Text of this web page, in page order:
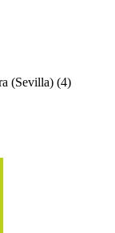
(Sevilla) (4)